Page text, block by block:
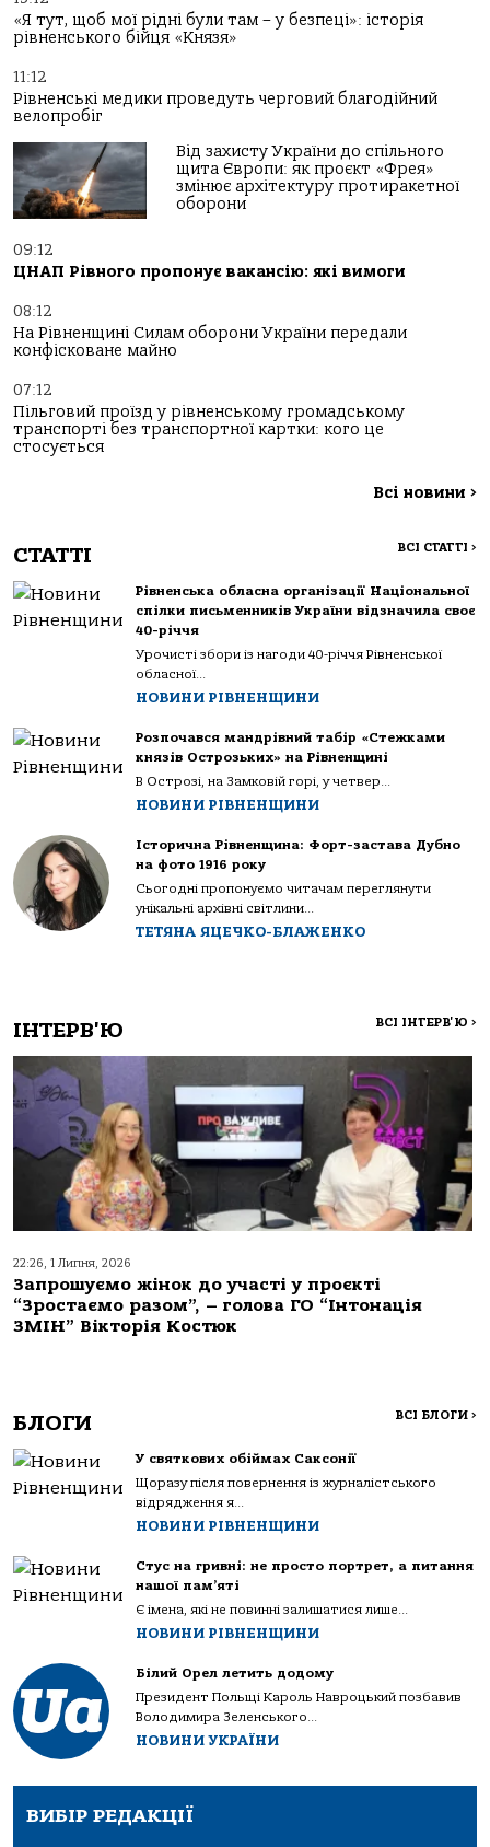
«Я тут, щоб мої рідні були там – у безпеці»: історія
рівненського бійця «Князя»
11:12
Рівненські медики проведуть черговий благодійний
велопробіг
Від захисту України до спільного
щита Європи: як проєкт «Фрея»
змінює архітектуру протиракетної
оборони
09:12
ЦНАП Рівного пропонує вакансію: які вимоги
08:12
На Рівненщині Силам оборони України передали
конфісковане майно
07:12
Пільговий проїзд у рівненському громадському
транспорті без транспортної картки: кого це
стосується
Всі новини >
СТАТТІ ВСІ СТАТТІ >
Рівненська обласна організації Національної
спілки письменників України відзначила своє
40-річчя
Урочисті збори із нагоди 40-річчя Рівненської
обласної...
НОВИНИ РІВНЕНЩИНИ
Розпочався мандрівний табір «Стежками
князів Острозьких» на Рівненщині
В Острозі, на Замковій горі, у четвер...
НОВИНИ РІВНЕНЩИНИ
Історична Рівненщина: Форт-застава Дубно
на фото 1916 року
Сьогодні пропонуємо читачам переглянути
унікальні архівні світлини...
ТЕТЯНА ЯЦЕЧКО-БЛАЖЕНКО
ІНТЕРВ'Ю ВСІ ІНТЕРВ'Ю >
22:26, 1 Липня, 2026
Запрошуємо жінок до участі у проєкті
“Зростаємо разом”, – голова ГО “Інтонація
ЗМІН” Вікторія Костюк
БЛОГИ ВСІ БЛОГИ >
У святкових обіймах Саксонії
Щоразу після повернення із журналістського
відрядження я...
НОВИНИ РІВНЕНЩИНИ
Стус на гривні: не просто портрет, а питання
нашої пам’яті
Є імена, які не повинні залишатися лише...
НОВИНИ РІВНЕНЩИНИ
Білий Орел летить додому
Президент Польщі Кароль Навроцький позбавив
Володимира Зеленського...
НОВИНИ УКРАЇНИ
ВИБІР РЕДАКЦІЇ